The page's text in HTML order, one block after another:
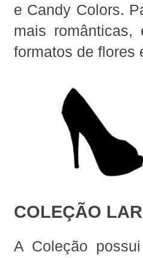
e Candy Colors.
mais
formatos de flores
COLEÇÃO
A Coleção